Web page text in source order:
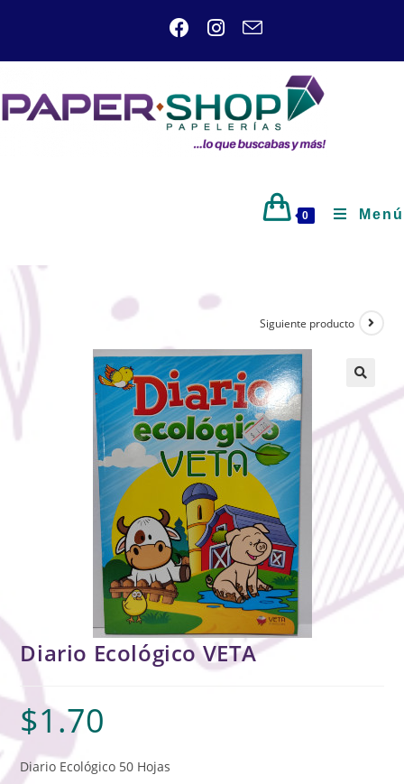
0 Menú
Siguiente producto
Diario Ecológico VETA
$1.70
Diario Ecológico 50 Hojas